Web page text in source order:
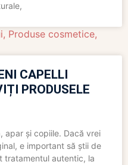
, Produse cosmetice,
CAPELLI
PRODUSELE
apar și copiile. Dacă vrei
e important să știi de
tratamentul autentic, la